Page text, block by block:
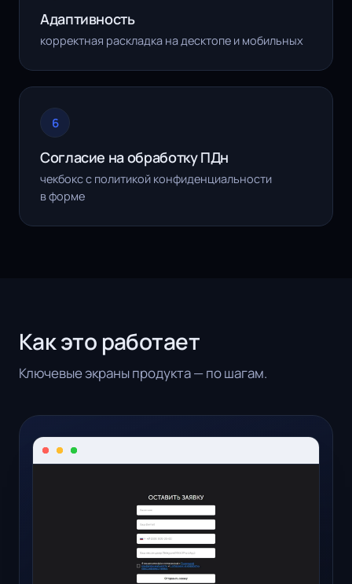
Адаптивность
корректная раскладка на десктопе и мобильных
6
Согласие на обработку ПДн
чекбокс с политикой конфиденциальности
в форме
Как это работает
Ключевые экраны продукта — по шагам.